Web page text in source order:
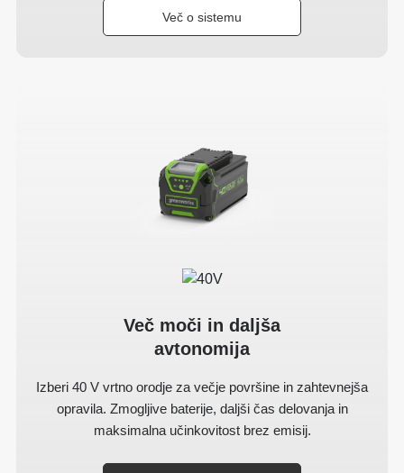
Več o sistemu
Več moči in daljša
avtonomija
Izberi 40 V vrtno orodje za večje površine in zahtevnejša
opravila. Zmogljive baterije, daljši čas delovanja in
maksimalna učinkovitost brez emisij.